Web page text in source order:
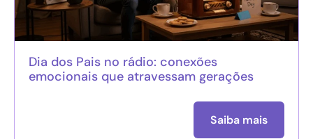
Dia dos Pais no rádio: conexões
emocionais que atravessam gerações
Saiba mais